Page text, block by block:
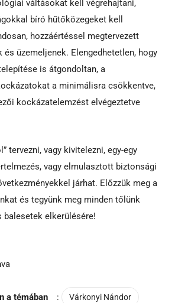
váltásokat kell végrehajtani,
bíró hűtőközegeket kell
hozzáértéssel megtervezett
és üzemeljenek. Elengedhetetlen, hogy
is átgondoltan, a
a minimálisra csökkentve,
kockázatelemzést elvégeztetve
tervezni, vagy kivitelezni, egy-egy
vagy elmulasztott biztonsági
járhat. Előzzük meg a
és tegyünk meg minden tőlünk
elkerülésére!
a témában : Várkonyi Nándor